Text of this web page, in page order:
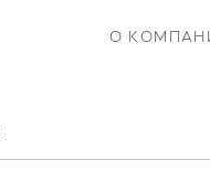
О